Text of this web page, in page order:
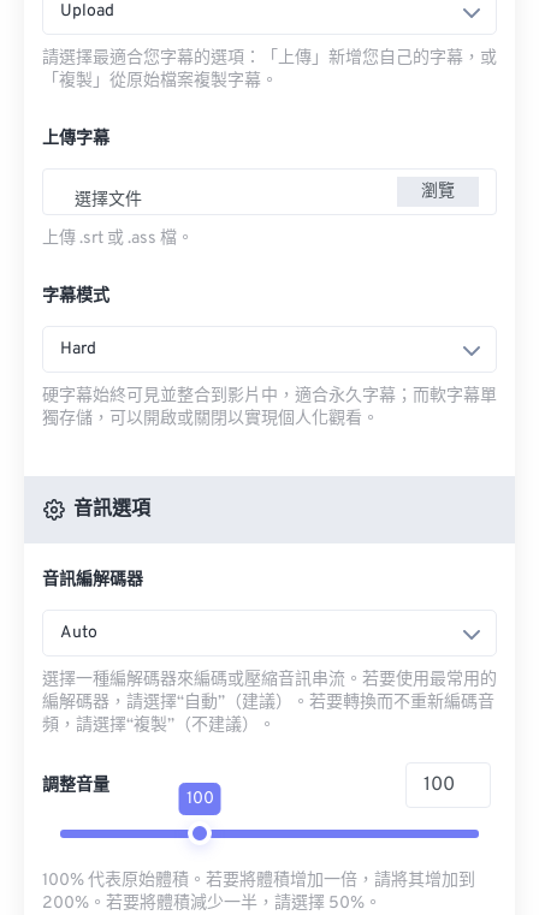
Upload
請選擇最適合您字幕的選項：「上傳」新增您自己的字幕，或
「複製」從原始檔案複製字幕。
上傳字幕
選擇文件 瀏覽
上傳 .srt 或 .ass 檔。
字幕模式
Hard
硬字幕始終可見並整合到影片中，適合永久字幕；而軟字幕單
獨存儲，可以開啟或關閉以實現個人化觀看。
音訊選項
音訊編解碼器
Auto
選擇一種編解碼器來編碼或壓縮音訊串流。若要使用最常用的
編解碼器，請選擇“自動”（建議）。若要轉換而不重新編碼音
頻，請選擇“複製”（不建議）。
調整音量
100
100% 代表原始體積。若要將體積增加一倍，請將其增加到
200%。若要將體積減少一半，請選擇 50%。